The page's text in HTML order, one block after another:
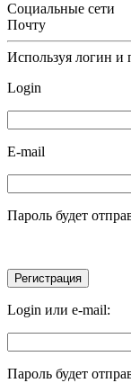
Социальные сети
Почту
Используя логин и
Login
E-mail
Пароль будет
Login или e-mail:
Пароль будет